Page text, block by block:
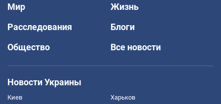
Мир
Жизнь
Расследования
Блоги
Общество
Все новости
Новости Украины
Киев Харьков